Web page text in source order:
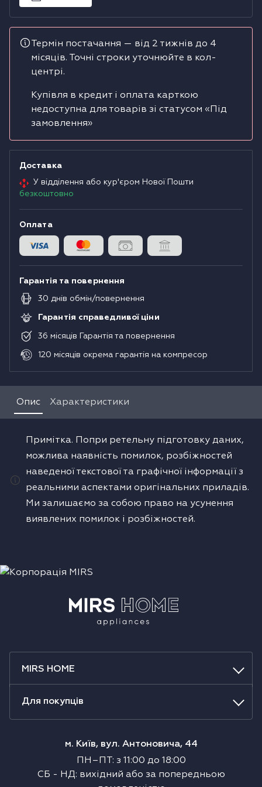
Сушильні машини
Термін постачання — від 2 тижнів до 4
місяців. Точні строки уточнюйте в кол-
центрі.
Купівля в кредит і оплата карткою
недоступна для товарів зі статусом «Під
замовлення»
Доставка
У відділення або кур'єром Нової Пошти
безкоштовно
Оплата
Гарантія та повернення
30 днів обмін/повернення
Гарантія справедливої ціни
36 місяців Гарантія та повернення
120 місяців окрема гарантія на компресор
Опис Характеристики
Примітка. Попри ретельну підготовку даних,
можлива наявність помилок, розбіжностей
наведеної текстової та графічної інформації з
реальними аспектами оригінальних приладів.
Ми залишаємо за собою право на усунення
виявлених помилок і розбіжностей.
MIRS HOME
Для покупців
м. Київ, вул. Антоновича, 44
ПН–ПТ : з 11:00 до 18:00
СБ - НД: вихідний або за попередньою